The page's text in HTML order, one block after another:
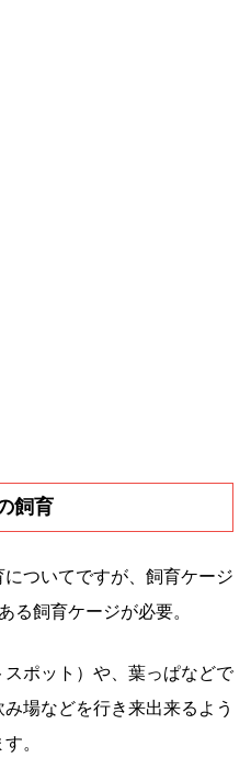
飼育
ついてですが、飼育ケージ
る飼育ケージが必要。
ポット）や、葉っぱなどで
場などを行き来出来るよう
。